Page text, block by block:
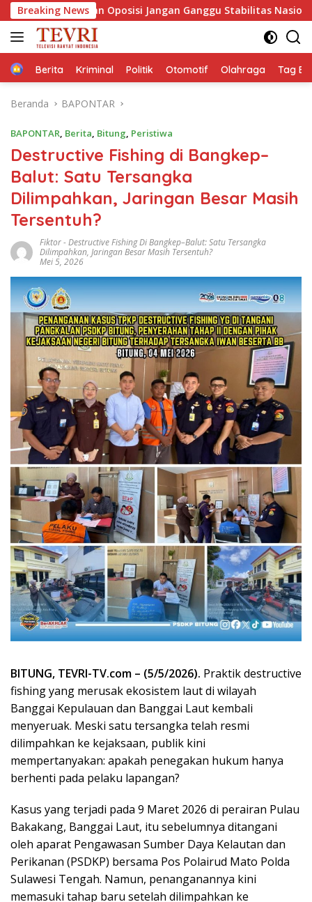
Langsung
ke
konten
Breaking News
Oposisi Jangan Ganggu Stabilitas Nasional dan Program
HomeBerita Kriminal Politik Otomotif Olahraga Tag
Beranda BAPONTAR
BAPONTAR, Berita, Bitung, Peristiwa
Destructive Fishing di Bangkep–
Balut: Satu Tersangka
Dilimpahkan, Jaringan Besar Masih
Tersentuh?
Fiktor-Destructive Fishing Di Bangkep–Balut: Satu Tersangka
Dilimpahkan, Jaringan Besar Masih Tersentuh?
Mei 5, 2026
BITUNG, TEVRI-TV.com – (5/5/2026). Praktik destructive
fishing yang merusak ekosistem laut di wilayah
Banggai Kepulauan dan Banggai Laut kembali
menyeruak. Meski satu tersangka telah resmi
dilimpahkan ke kejaksaan, publik kini
mempertanyakan: apakah penegakan hukum hanya
berhenti pada pelaku lapangan?
Kasus yang terjadi pada 9 Maret 2026 di perairan Pulau
Bakakang, Banggai Laut, itu sebelumnya ditangani
oleh aparat Pengawasan Sumber Daya Kelautan dan
Perikanan (PSDKP) bersama Pos Polairud Mato Polda
Sulawesi Tengah. Namun, penanganannya kini
memasuki tahap baru setelah dilimpahkan ke